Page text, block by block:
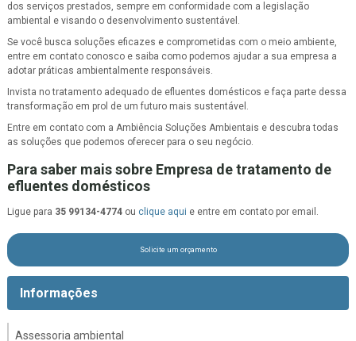
dos serviços prestados, sempre em conformidade com a legislação
ambiental e visando o desenvolvimento sustentável.
Se você busca soluções eficazes e comprometidas com o meio ambiente,
entre em contato conosco e saiba como podemos ajudar a sua empresa a
adotar práticas ambientalmente responsáveis.
Invista no tratamento adequado de efluentes domésticos e faça parte dessa
transformação em prol de um futuro mais sustentável.
Entre em contato com a Ambiência Soluções Ambientais e descubra todas
as soluções que podemos oferecer para o seu negócio.
Para saber mais sobre Empresa de tratamento de
efluentes domésticos
Ligue para 35 99134-4774 ou clique aqui e entre em contato por email.
Solicite um orçamento
Informações
Assessoria ambiental